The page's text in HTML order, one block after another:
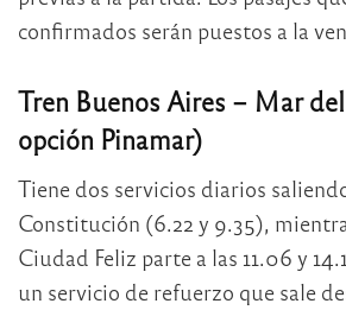
confirmados serán puestos a la
Tren Buenos Aires – Mar
opción Pinamar)
Tiene dos servicios diarios
Constitución (6.22 y 9.35),
Ciudad Feliz parte a las 11.06 y
un servicio de refuerzo que sale